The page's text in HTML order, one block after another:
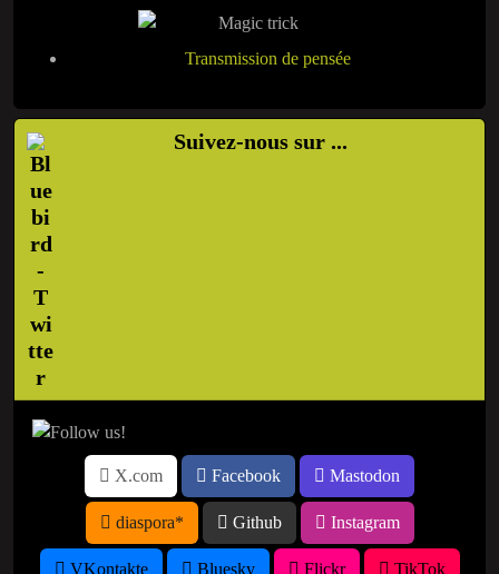
Transmission de pensée
Suivez-nous sur ...
X.com Facebook Mastodon
diaspora* Github Instagram
VKontakte Bluesky Flickr TikTok